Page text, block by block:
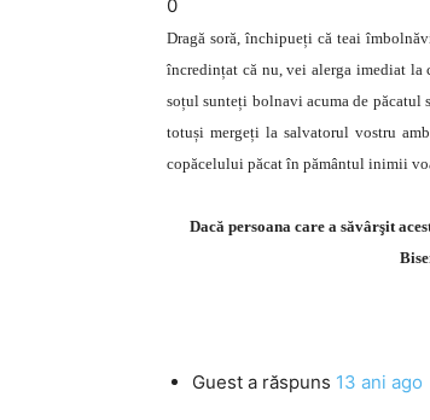
0
Dragă soră, închipueți că teai
încredințat că nu, vei alerga imediat la
soțul sunteți bolnavi acuma de păcatul
totuși mergeți la salvatorul vostru
copăcelului păcat în pământul inimii
Dacă persoana care a săvârşit
Guest a răspuns 13 ani ago